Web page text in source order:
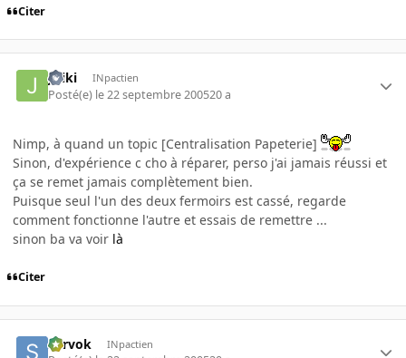
Citer
Jiriki INpactien
Posté(e) le 22 septembre 200520 a
Nimp, à quand un topic [Centralisation Papeterie]
Sinon, d'expérience c cho à réparer, perso j'ai jamais réussi et
ça se remet jamais complètement bien.
Puisque seul l'un des deux fermoirs est cassé, regarde
comment fonctionne l'autre et essais de remettre ...
sinon ba va voir là
Citer
Sarvok INpactien